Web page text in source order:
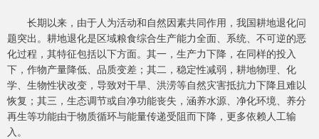
长期以来，由于人为活动和自然因素共同作用，我国耕地退化问
题突出。耕地退化是区域粮食综合生产能力全面、系统、不可逆的恶
化过程，其特征包括以下方面。其一，生产力下降，在同样的投入
下，作物产量降低、品质变差；其二，稳定性减弱，耕地物理、化
学、生物性状改变，导致对干旱、洪涝等自然灾害抵抗力下降且难以
恢复；其三，生态调节或自净功能丧失，涵养水源、净化环境、养分
再生等功能由于物质循环与能量传递受阻而下降，更多依赖人工输
入。